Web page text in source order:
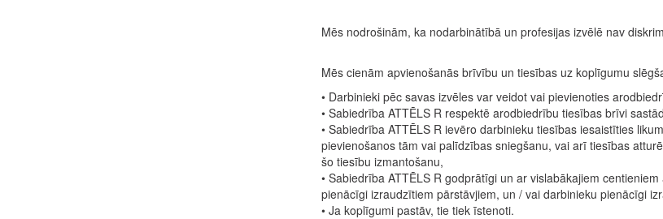
Mēs nodrošinām, ka nodarbinātībā un profesijas izvēlē nav
Mēs cienām apvienošanās brīvību un tiesības uz koplīgumu
• Darbinieki pēc savas izvēles var veidot vai pievienoties
• Sabiedrība ATTĒLS R respektē arodbiedrību tiesības brīvi
• Sabiedrība ATTĒLS R ievēro darbinieku tiesības iesaistīties
pievienošanos tām vai palīdzības sniegšanu, vai arī tiesības
šo tiesību izmantošanu,
• Sabiedrība ATTĒLS R godprātīgi un ar vislabākajiem
pienācīgi izraudzītiem pārstāvjiem, un / vai darbinieku pienācīgi
• Ja koplīgumi pastāv, tie tiek īstenoti.